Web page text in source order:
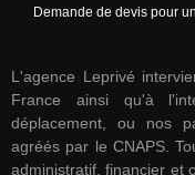
Demande de devis pour
L'agence Leprivé
France ainsi qu'à
déplacement, ou nos
agréés par le CNAPS.
administratif, financier et